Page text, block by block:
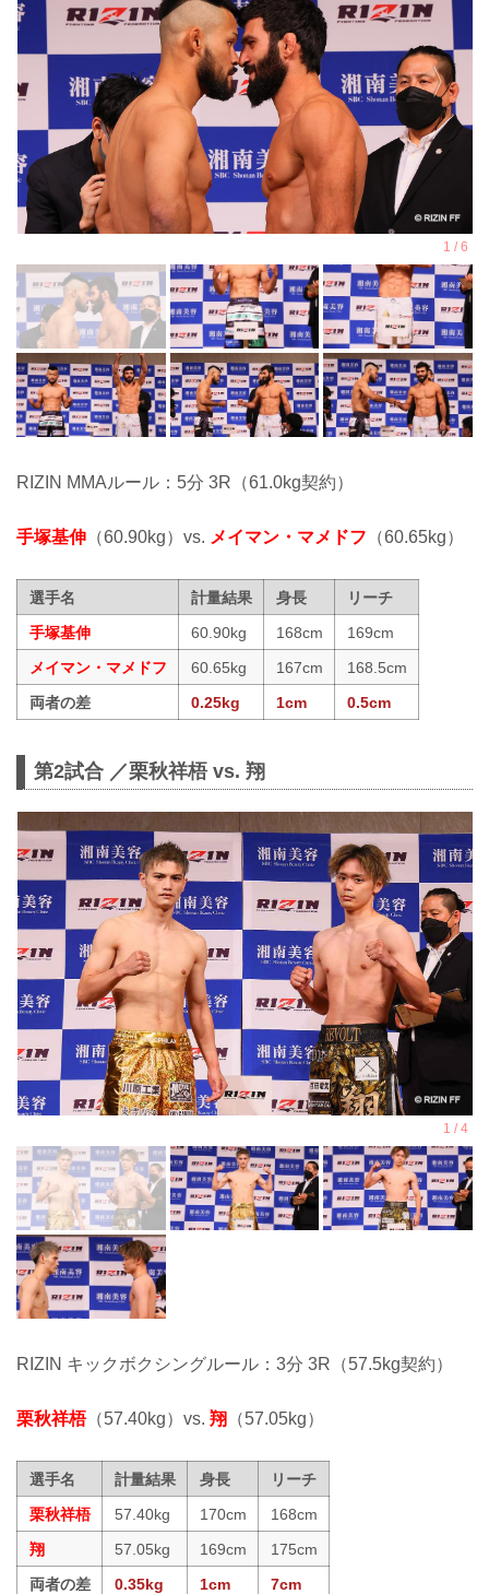
RIZIN MMAルール：5分 3R（61.0kg契約）
手塚基伸 （60.90kg）vs. メイマン・マメドフ （60.65kg）
選手名 計量結果 身長
リーチ
手塚基伸
60.90kg 168cm
169cm
メイマン・マメドフ
60.65kg 167cm
168.5cm
両者の差
0.25kg 1cm 0.5cm
第2試合 ／栗秋祥梧 vs. 翔
RIZIN キックボクシングルール：3分 3R（57.5kg契約）
栗秋祥梧（57.40kg）vs. 翔 （57.05kg）
選手名 計量結果 身長
リーチ
栗秋祥梧
57.40kg 170cm
168cm
翔
57.05kg 169cm
175cm
両者の差
0.35kg 1cm 7cm